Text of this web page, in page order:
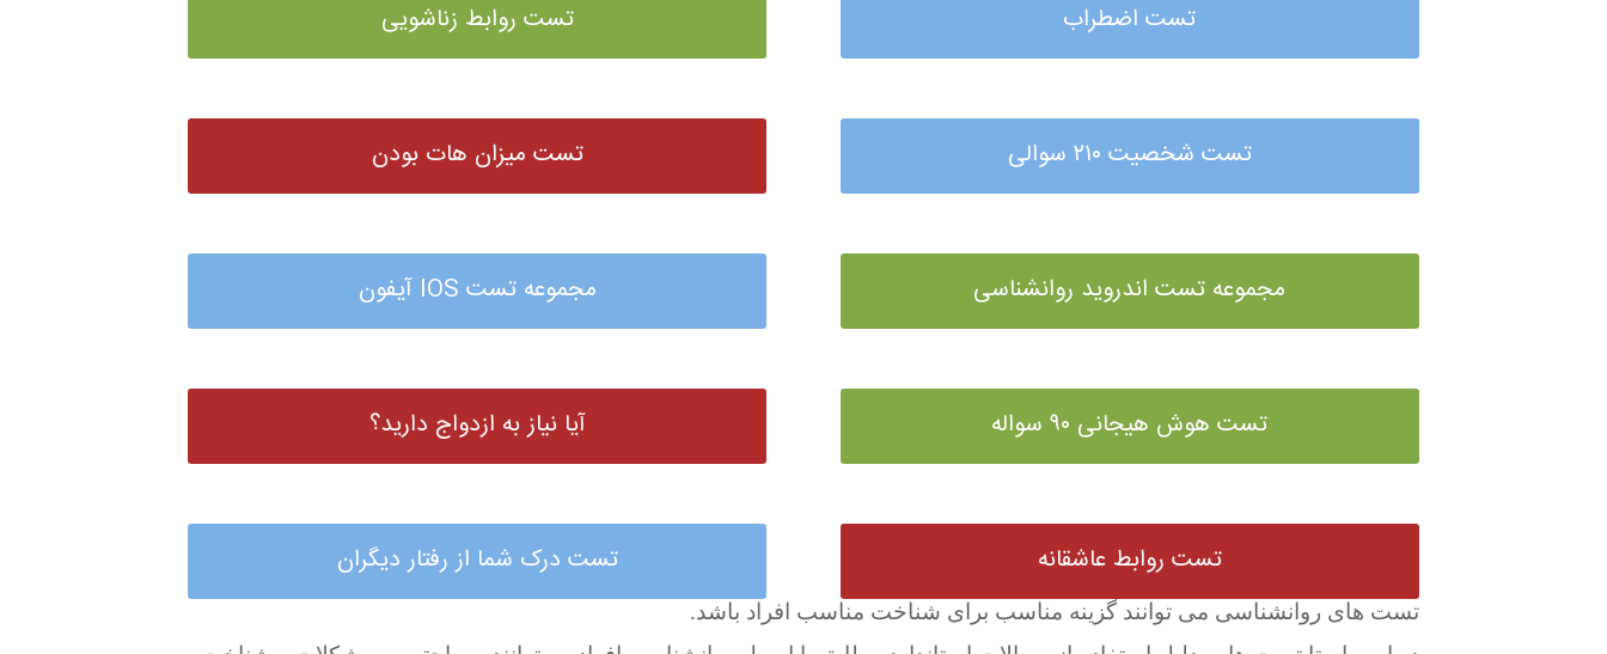
تست اضطراب تست روابط زناشویی
تست شخصیت ۲۱۰ سوالی تست میزان هات بودن
مجموعه تست اندروید روانشناسی مجموعه تست IOS آیفون
تست هوش هیجانی ۹۰ سواله آیا نیاز به ازدواج دارید؟
تست روابط عاشقانه تست درک شما از رفتار دیگران
تست های روانشناسی می توانند گزینه مناسب برای شناخت مناسب افراد باشد.